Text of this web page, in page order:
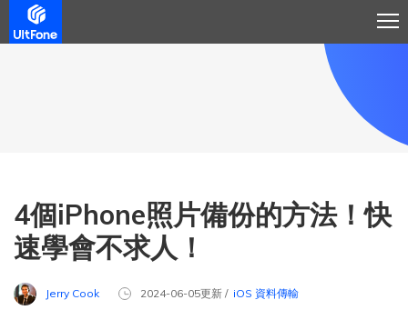
4個iPhone照片備份的方法！快
速學會不求人！
Jerry Cook 2024-06-05更新 / iOS 資料傳輸